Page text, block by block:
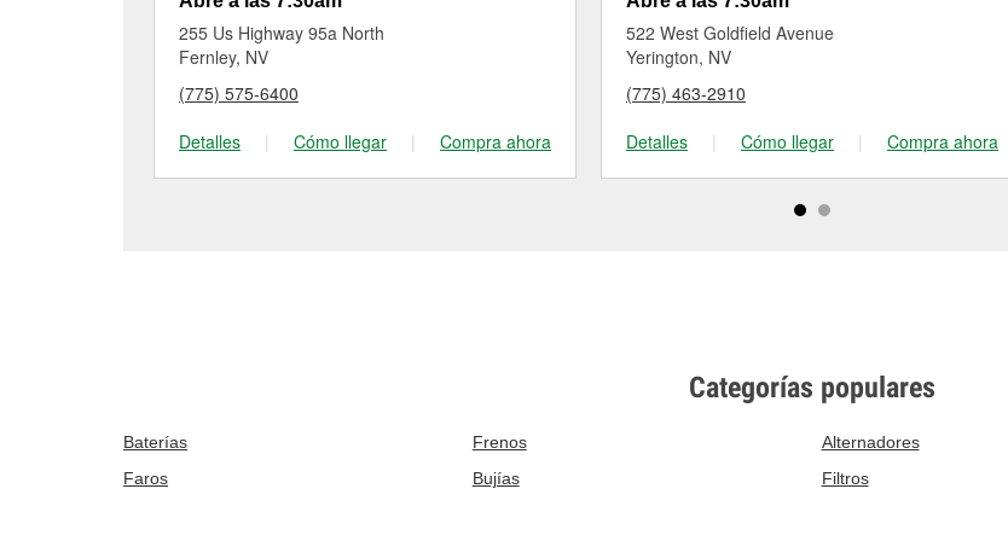
255 Us Highway 95a North
Fernley, NV
(775) 575-6400
Detalles
| Cómo llegar | Compra ahora
522 West Goldfield Avenue
Yerington, NV
(775) 463-2910
Detalles
| Cómo llegar | Compra ahora
Categorías populares
Baterías Frenos Alternadores
Faros
Bujías Filtros